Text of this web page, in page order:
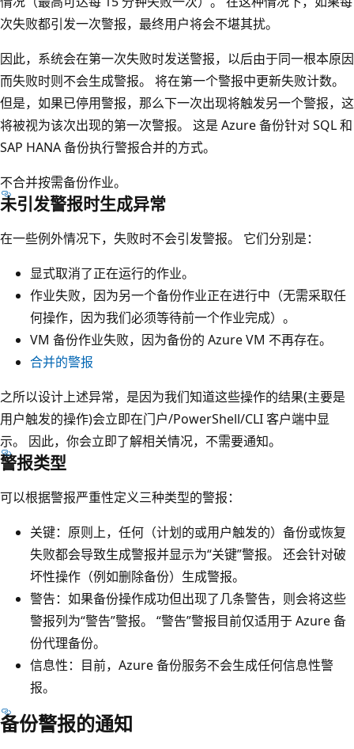
次失败都引发一次警报，最终用户将会不堪其扰。
因此，系统会在第一次失败时发送警报，以后由于同一根本原因
而失败时则不会生成警报。 将在第一个警报中更新失败计数。
但是，如果已停用警报，那么下一次出现将触发另一个警报，这
将被视为该次出现的第一次警报。 这是 Azure 备份针对 SQL 和
SAP HANA 备份执行警报合并的方式。
不合并按需备份作业。
未引发警报时生成异常
在一些例外情况下，失败时不会引发警报。 它们分别是：
显式取消了正在运行的作业。
作业失败，因为另一个备份作业正在进行中（无需采取任
何操作，因为我们必须等待前一个作业完成）。
VM 备份作业失败，因为备份的 Azure VM 不再存在。
合并的警报
之所以设计上述异常，是因为我们知道这些操作的结果(主要是
用户触发的操作)会立即在门户/PowerShell/CLI 客户端中显
示。 因此，你会立即了解相关情况，不需要通知。
警报类型
可以根据警报严重性定义三种类型的警报：
关键：原则上，任何（计划的或用户触发的）备份或恢复
失败都会导致生成警报并显示为“关键”警报。 还会针对破
坏性操作（例如删除备份）生成警报。
警告：如果备份操作成功但出现了几条警告，则会将这些
警报列为“警告”警报。 “警告”警报目前仅适用于 Azure 备
份代理备份。
信息性：目前，Azure 备份服务不会生成任何信息性警
报。
备份警报的通知